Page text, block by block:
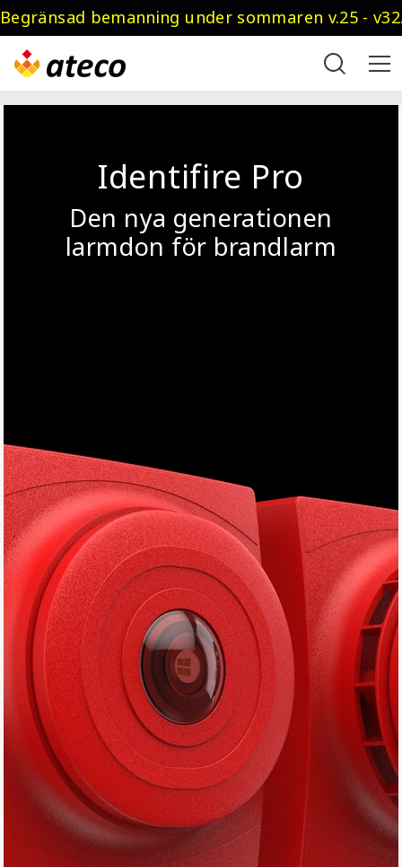
Begränsad bemanning under sommaren v.25 -
Identifire Pro
Den nya generationen
larmdon för brandlarm